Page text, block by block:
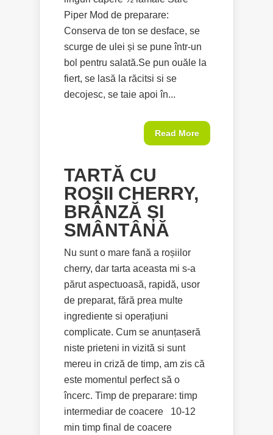
Piper Mod de preparare:
Conserva de ton se desface, se
scurge de ulei și se pune într-un
bol pentru salată.Se pun ouăle la
fiert, se lasă la răcitsi si se
decojesc, se taie apoi în...
Read More
TARTĂ CU
ROȘII CHERRY,
BRÂNZĂ ȘI
SMÂNTÂNĂ
Nu sunt o mare fană a roșiilor
cherry, dar tarta aceasta mi s-a
părut aspectuoasă, rapidă, usor
de preparat, fără prea multe
ingrediente si operațiuni
complicate. Cum se anunțaseră
niste prieteni in vizită si sunt
mereu in criză de timp, am zis că
este momentul perfect să o
încerc. Timp de preparare: timp
intermediar de coacere 10-12
min timp final de coacere